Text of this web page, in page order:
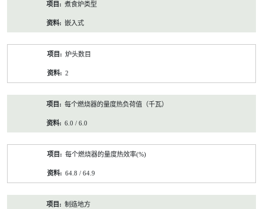
煮食炉类型
嵌入式
炉头数目
2
每个燃烧器的量度热负荷值（千瓦）
6.0 / 6.0
每个燃烧器的量度热效率(%)
64.8 / 64.9
制造地方